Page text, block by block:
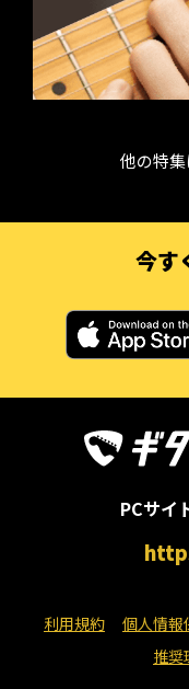
他の特集
今す
PCサイ
利用規約 個人情報
推奨